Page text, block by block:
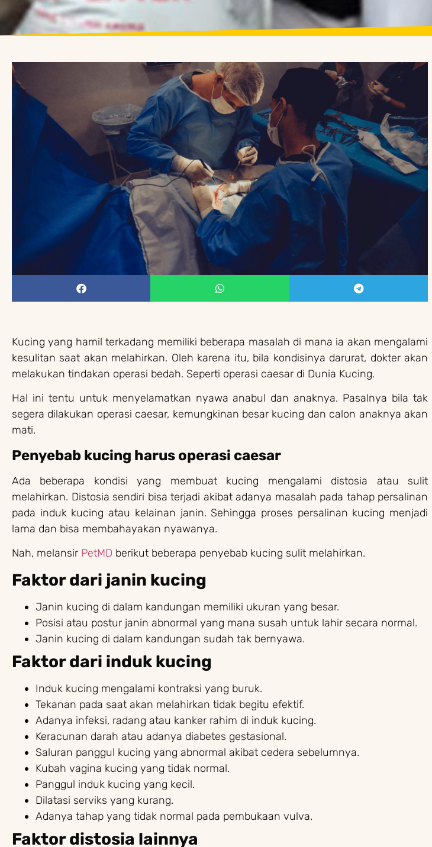
Kucing yang hamil terkadang memiliki beberapa masalah di mana ia akan mengalami
kesulitan saat akan melahirkan. Oleh karena itu, bila kondisinya darurat, dokter akan
melakukan tindakan operasi bedah. Seperti operasi caesar di Dunia Kucing.
Hal ini tentu untuk menyelamatkan nyawa anabul dan anaknya. Pasalnya bila tak
segera dilakukan operasi caesar, kemungkinan besar kucing dan calon anaknya akan
mati.
Penyebab kucing harus operasi caesar
Ada beberapa kondisi yang membuat kucing mengalami distosia atau sulit
melahirkan. Distosia sendiri bisa terjadi akibat adanya masalah pada tahap persalinan
pada induk kucing atau kelainan janin. Sehingga proses persalinan kucing menjadi
lama dan bisa membahayakan nyawanya.
Nah, melansir PetMD berikut beberapa penyebab kucing sulit melahirkan.
Faktor dari janin kucing
Janin kucing di dalam kandungan memiliki ukuran yang besar.
Posisi atau postur janin abnormal yang mana susah untuk lahir secara normal.
Janin kucing di dalam kandungan sudah tak bernyawa.
Faktor dari induk kucing
Induk kucing mengalami kontraksi yang buruk.
Tekanan pada saat akan melahirkan tidak begitu efektif.
Adanya infeksi, radang atau kanker rahim di induk kucing.
Keracunan darah atau adanya diabetes gestasional.
Saluran panggul kucing yang abnormal akibat cedera sebelumnya.
Kubah vagina kucing yang tidak normal.
Panggul induk kucing yang kecil.
Dilatasi serviks yang kurang.
Adanya tahap yang tidak normal pada pembukaan vulva.
Faktor distosia lainnya